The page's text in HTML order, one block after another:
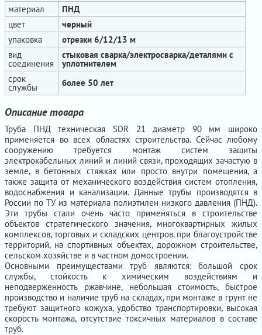
материал
ПНД
цвет
черный
упаковка
отрезки 6/12/13 м
вид
соединения
стыковая сварка/электросварка/деталями с
уплотнителем
срок
службы более 50 лет
Описание товара
Труба ПНД техническая SDR 21 диаметр 90 мм широко
применяется во всех областях строительства. Сейчас любому
сооружению требуется монтаж систем защиты
электрокабельных линий и линий связи, проходящих зачастую в
земле, в бетонных стяжках или просто внутри помещения, а
также защита от механического воздействия систем отопления,
водоснабжения и канализации. Данные трубы производятся в
России по ТУ из материала полиэтилен низкого давления (ПНД).
Эти трубы стали очень часто применяться в строительстве
объектов стратегического значения, многоквартирных жилых
комплексов, торговых и складских центров, при благоустройстве
территорий, на спортивных объектах, дорожном строительстве,
сельском хозяйстве и в частном домостроении.
Основными преимуществами труб являются: большой срок
службы, стойкость к химическим воздействиям и
неподверженность ржавчине, небольшая стоимость, быстрое
производство и наличие труб на складах, при монтаже в грунт не
требуют защитного кожуха, удобство транспортировки, высокая
скорость монтажа, отсутствие токсичных материалов в составе
труб.